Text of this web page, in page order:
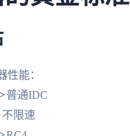
性能：
普通IDC
限速